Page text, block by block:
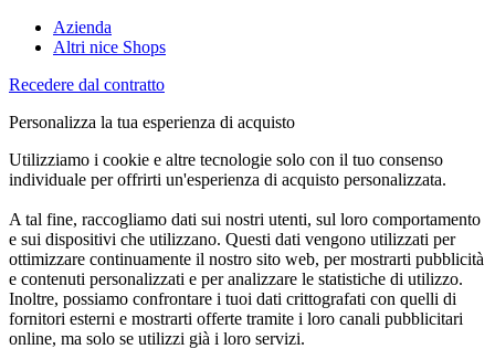
Azienda
Altri nice Shops
Recedere dal contratto
Personalizza la tua esperienza di acquisto
Utilizziamo i cookie e altre tecnologie solo con il tuo consenso
individuale per offrirti un'esperienza di acquisto personalizzata.
A tal fine, raccogliamo dati sui nostri utenti, sul loro comportamento
e sui dispositivi che utilizzano. Questi dati vengono utilizzati per
ottimizzare continuamente il nostro sito web, per mostrarti pubblicità
e contenuti personalizzati e per analizzare le statistiche di utilizzo.
Inoltre, possiamo confrontare i tuoi dati crittografati con quelli di
fornitori esterni e mostrarti offerte tramite i loro canali pubblicitari
online, ma solo se utilizzi già i loro servizi.